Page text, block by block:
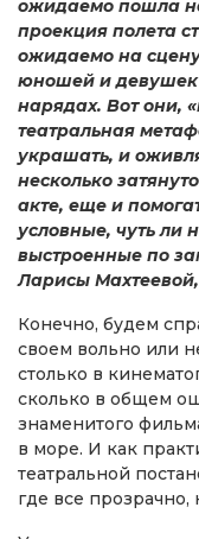
ожидаемо пошла
проекция полета
ожидаемо на
юношей и девушек
нарядах. Вот они,
театральная
украшать, и
несколько
акте, еще и
условные, чуть ли
выстроенные по
Ларисы
Конечно, будем
своем вольно или
столько в
сколько в общем
знаменитого
в море. И как
театральной
где все